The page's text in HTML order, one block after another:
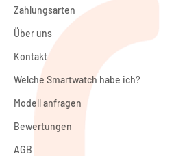
Zahlungsarten
Über uns
Kontakt
Welche Smartwatch habe ich?
Modell anfragen
Bewertungen
AGB